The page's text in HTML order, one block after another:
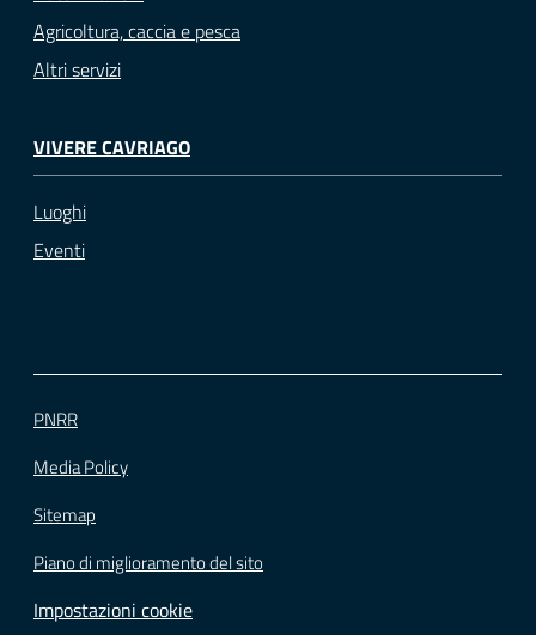
Agricoltura, caccia e pesca
Altri servizi
VIVERE CAVRIAGO
Luoghi
Eventi
PNRR
Media Policy
Sitemap
Piano di miglioramento del sito
Impostazioni cookie